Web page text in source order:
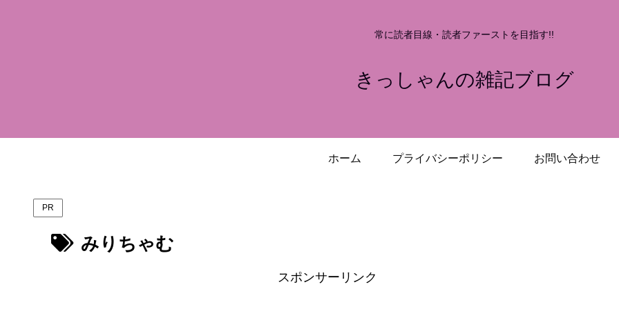
常に読者目線・読者ファーストを目指す!!
きっしゃんの雑記ブログ
ホーム プライバシーポリシー お問い合わせ
PR
みりちゃむ
スポンサーリンク